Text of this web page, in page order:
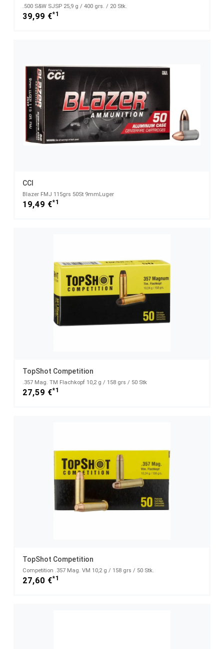
.500 S&W SJSP 25,9 g / 400 grs. / 20 Stk.
39,99 €*1
CCI
Blazer FMJ 115grs 50St 9mmLuger
19,49 €*1
TopShot Competition
.357 Mag. TM Flachkopf 10,2 g / 158 grs / 50 Stk
27,59 €*1
TopShot Competition
Competition .357 Mag. VM 10,2 g / 158 grs / 50 Stk.
27,60 €*1